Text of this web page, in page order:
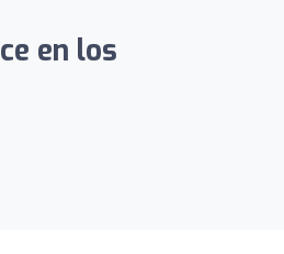
en los